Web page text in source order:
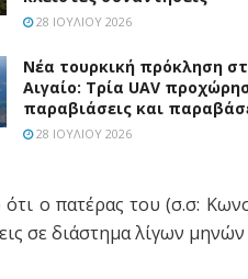
28 ΙΟΥΛΊΟΥ 2026
Νέα τουρκική πρόκληση
Αιγαίο: Τρία UAV
παραβιάσεις και
28 ΙΟΥΛΊΟΥ 2026
ο πατέρας του (σ.σ:
σε διάστημα λίγων